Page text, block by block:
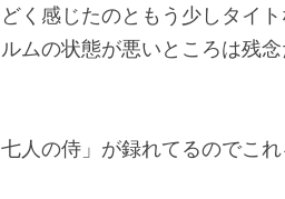
く感じたのともう少しタイ
ムの状態が悪いところは残
人の侍」が録れてるのでこれ